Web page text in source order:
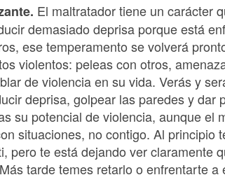
El maltratador tiene un carácter
demasiado deprisa porque está
ese temperamento se volverá
violentos: peleas con otros,
de violencia en su vida. Verás y
deprisa, golpear las paredes y
su potencial de violencia, aunque el
situaciones, no contigo. Al principio
pero te está dejando ver claramente
tarde temes retarlo o enfrentarte